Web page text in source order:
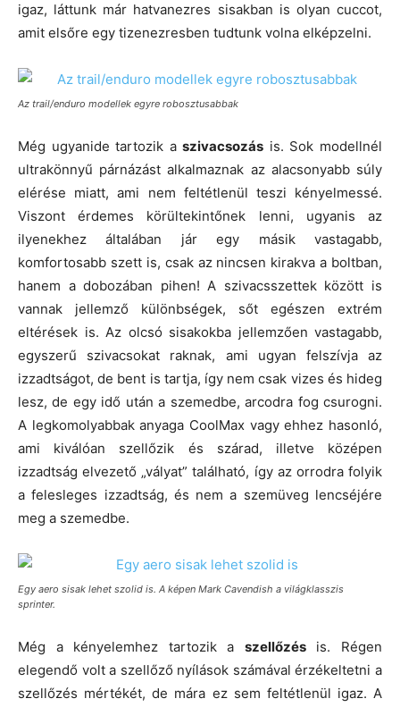
igaz, láttunk már hatvanezres sisakban is olyan cuccot,
amit elsőre egy tizenezresben tudtunk volna elképzelni.
Az trail/enduro modellek egyre robosztusabbak
Még ugyanide tartozik aszivacsozás is. Sok modellnél
ultrakönnyű párnázást alkalmaznak az alacsonyabb súly
elérése miatt, ami nem feltétlenül teszi kényelmessé.
Viszont érdemes körültekintőnek lenni, ugyanis az
ilyenekhez általában jár egy másik vastagabb,
komfortosabb szett is, csak az nincsen kirakva a boltban,
hanem a dobozában pihen! A szivacsszettek között is
vannak jellemző különbségek, sőt egészen extrém
eltérések is. Az olcsó sisakokba jellemzően vastagabb,
egyszerű szivacsokat raknak, ami ugyan felszívja az
izzadtságot, de bent is tartja, így nem csak vizes és hideg
lesz, de egy idő után a szemedbe, arcodra fog csurogni.
A legkomolyabbak anyaga CoolMax vagy ehhez hasonló,
ami kiválóan szellőzik és szárad, illetve középen
izzadtság elvezető „vályat” található, így az orrodra folyik
a felesleges izzadtság, és nem a szemüveg lencséjére
meg a szemedbe.
Egy aero sisak lehet szolid is. A képen Mark Cavendish a világklasszis
sprinter.
Még a kényelemhez tartozik a szellőzésis. Régen
elegendő volt a szellőző nyílások számával érzékeltetni a
szellőzés mértékét, de mára ez sem feltétlenül igaz. A